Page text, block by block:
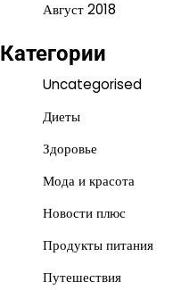
Август 2018
Категории
Uncategorised
Диеты
Здоровье
Мода и красота
Новости плюс
Продукты питания
Путешествия